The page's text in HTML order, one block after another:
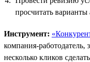
просчитать варианты
Инструмент:
компания-работодатель,
несколько кликов